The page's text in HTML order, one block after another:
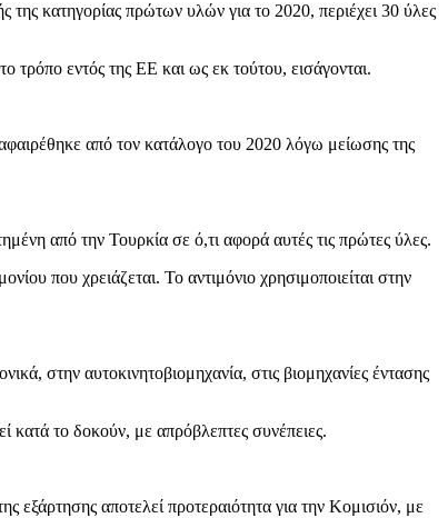
της κατηγορίας πρώτων υλών για το 2020, περιέχει 30 ύλες
τρόπο εντός της ΕΕ και ως εκ τούτου, εισάγονται.
από τον κατάλογο του 2020 λόγω μείωσης της
από την Τουρκία σε ό,τι αφορά αυτές τις πρώτες ύλες.
που χρειάζεται. Το αντιμόνιο χρησιμοποιείται στην
στην αυτοκινητοβιομηχανία, στις βιομηχανίες έντασης
κατά το δοκούν, με απρόβλεπτες συνέπειες.
αποτελεί προτεραιότητα για την Κομισιόν, με